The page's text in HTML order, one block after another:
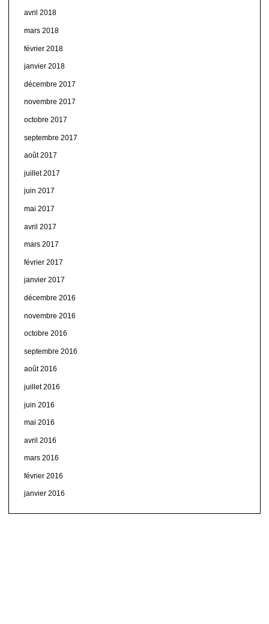
avril 2018
mars 2018
février 2018
janvier 2018
décembre 2017
novembre 2017
octobre 2017
septembre 2017
août 2017
juillet 2017
juin 2017
mai 2017
avril 2017
mars 2017
février 2017
janvier 2017
décembre 2016
novembre 2016
octobre 2016
septembre 2016
août 2016
juillet 2016
juin 2016
mai 2016
avril 2016
mars 2016
février 2016
janvier 2016